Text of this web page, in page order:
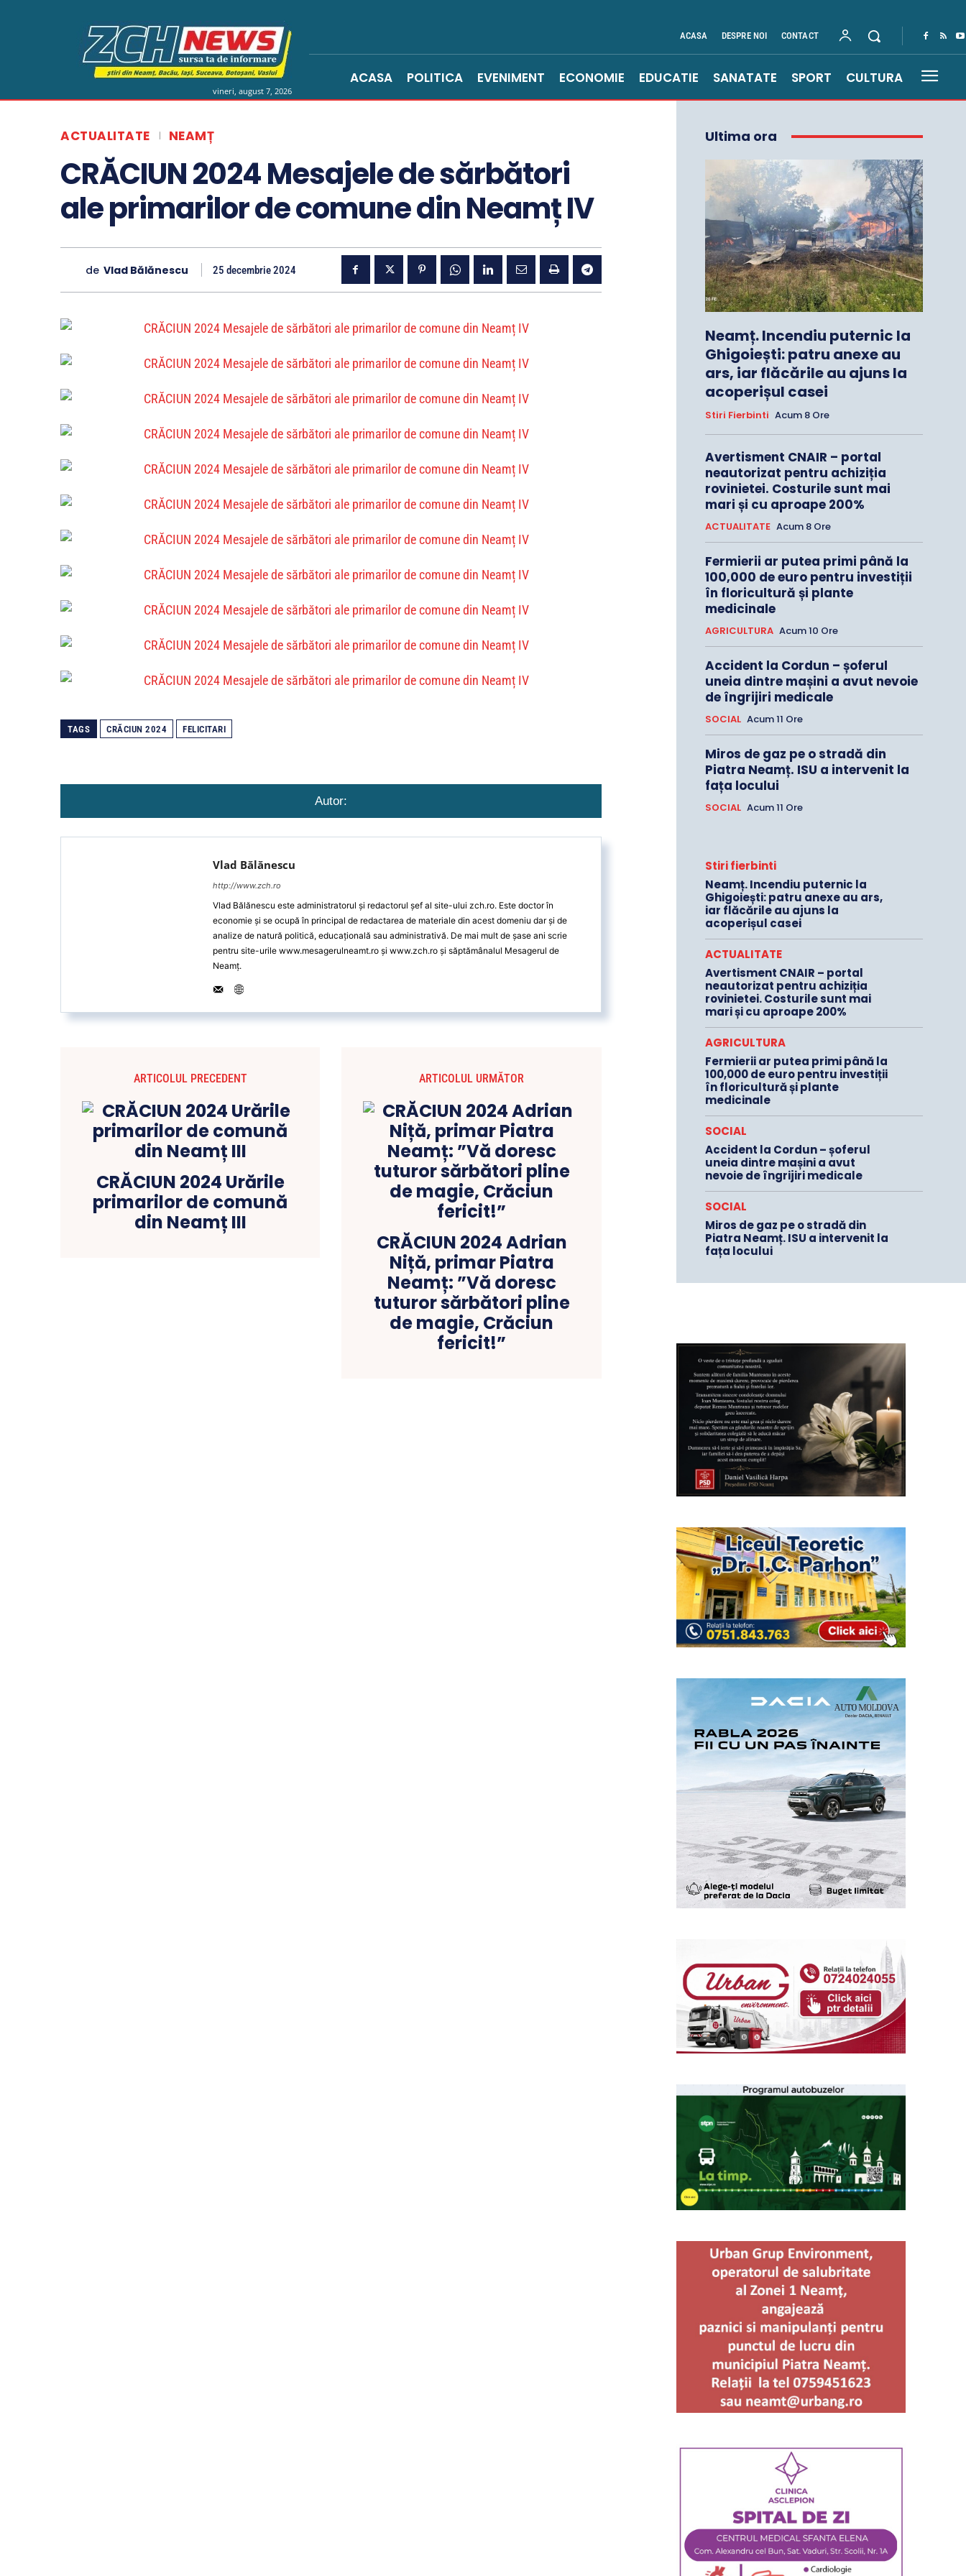
vineri, august 7, 2026
ACASA DESPRE NOI CONTACT
ACASA POLITICA EVENIMENT ECONOMIE EDUCATIE SANATATE SPORT CULTURA
ACTUALITATE NEAMȚ
CRĂCIUN 2024 Mesajele de sărbători
ale primarilor de comune din Neamț IV
de Vlad Bălănescu 25 decembrie 2024
TAGS CRĂCIUN 2024 FELICITARI
Autor:
Vlad Bălănescu
http://www.zch.ro
Vlad Bălănescu este administratorul și redactorul șef al site-ului zch.ro. Este doctor în
economie și se ocupă în principal de redactarea de materiale din acest domeniu dar și de
analize de natură politică, educațională sau administrativă. De mai mult de șase ani scrie
pentru site-urile www.mesagerulneamt.ro și www.zch.ro și săptămânalul Mesagerul de
Neamț.
ARTICOLUL PRECEDENT
CRĂCIUN 2024 Urările
primarilor de comună
din Neamț III
ARTICOLUL URMĂTOR
CRĂCIUN 2024 Adrian
Niță, primar Piatra
Neamț: ”Vă doresc
tuturor sărbători pline
de magie, Crăciun
fericit!”
Ultima ora
Neamț. Incendiu puternic la
Ghigoiești: patru anexe au
ars, iar flăcările au ajuns la
acoperișul casei
Stiri Fierbinti Acum 8 Ore
Avertisment CNAIR – portal
neautorizat pentru achiziția
rovinietei. Costurile sunt mai
mari și cu aproape 200%
ACTUALITATE Acum 8 Ore
Fermierii ar putea primi până la
100,000 de euro pentru investiții
în floricultură și plante
medicinale
AGRICULTURA Acum 10 Ore
Accident la Cordun – șoferul
uneia dintre mașini a avut nevoie
de îngrijiri medicale
SOCIAL Acum 11 Ore
Miros de gaz pe o stradă din
Piatra Neamț. ISU a intervenit la
fața locului
SOCIAL Acum 11 Ore
Stiri fierbinti
Neamț. Incendiu puternic la
Ghigoiești: patru anexe au ars,
iar flăcările au ajuns la
acoperișul casei
ACTUALITATE
Avertisment CNAIR – portal
neautorizat pentru achiziția
rovinietei. Costurile sunt mai
mari și cu aproape 200%
AGRICULTURA
Fermierii ar putea primi până la
100,000 de euro pentru investiții
în floricultură și plante
medicinale
SOCIAL
Accident la Cordun – șoferul
uneia dintre mașini a avut
nevoie de îngrijiri medicale
SOCIAL
Miros de gaz pe o stradă din
Piatra Neamț. ISU a intervenit la
fața locului